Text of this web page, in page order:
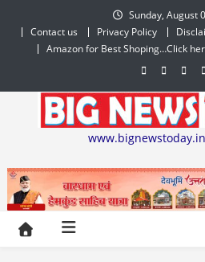
content
Sunday, August
Contact us
Privacy Policy
Amazon for Best Shoping…Click
www.bignewstoday.in